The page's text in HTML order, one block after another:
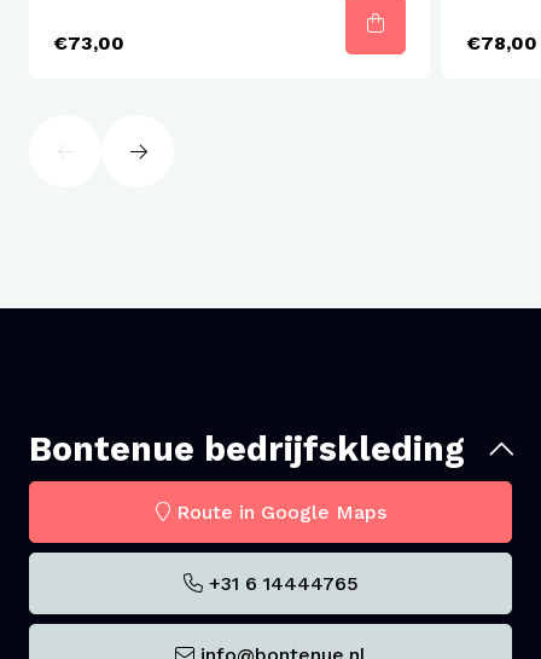
€73,00 €78,00
Bontenue bedrijfskleding
Route in Google Maps
+31 6 14444765